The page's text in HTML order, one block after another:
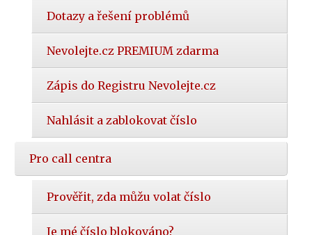
Dotazy a řešení problémů
Nevolejte.cz PREMIUM zdarma
Zápis do Registru Nevolejte.cz
Nahlásit a zablokovat číslo
Pro call centra
Prověřit, zda můžu volat číslo
Je mé číslo blokováno?